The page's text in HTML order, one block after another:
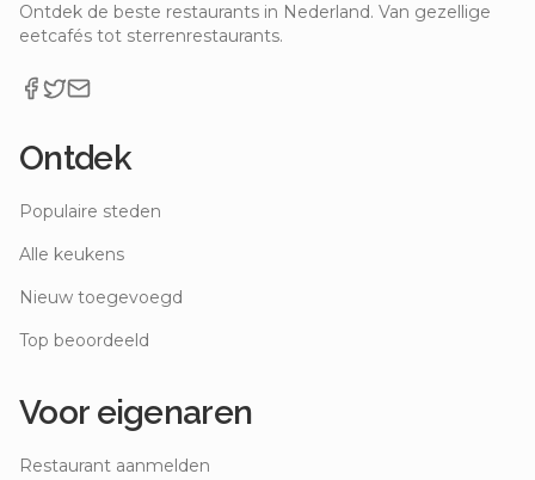
Ontdek de beste restaurants in Nederland. Van gezellige
eetcafés tot sterrenrestaurants.
Ontdek
Populaire steden
Alle keukens
Nieuw toegevoegd
Top beoordeeld
Voor eigenaren
Restaurant aanmelden